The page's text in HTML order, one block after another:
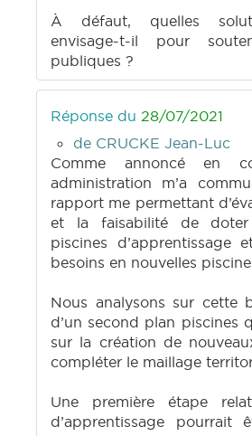
À défaut, quelles
envisage-t-il pour
publiques ?
Réponse du 28/07/2021
de CRUCKE Jean-Luc
Comme annoncé en
administration m’a
rapport me permettant
et la faisabilité de
piscines d’apprentissage
besoins en nouvelles
Nous analysons sur cette
d’un second plan piscines
sur la création de
compléter le maillage
Une première étape
d’apprentissage pourrait